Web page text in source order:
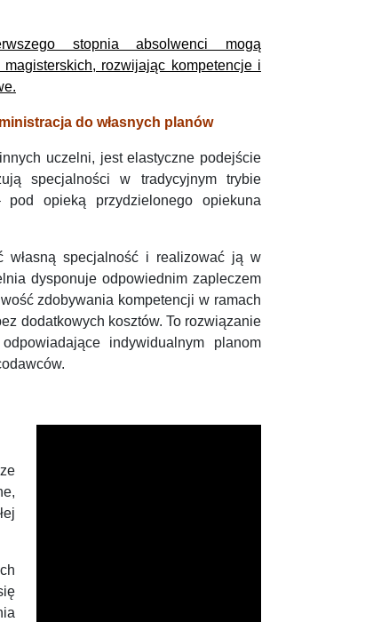
stopnia absolwenci mogą
rozwijając kompetencje i
do własnych planów
uczelni, jest elastyczne podejście
specjalności w tradycyjnym trybie
opieką przydzielonego opiekuna
własną specjalność i realizować ją w
dysponuje odpowiednim zapleczem
zdobywania kompetencji w ramach
dodatkowych kosztów. To rozwiązanie
indywidualnym planom